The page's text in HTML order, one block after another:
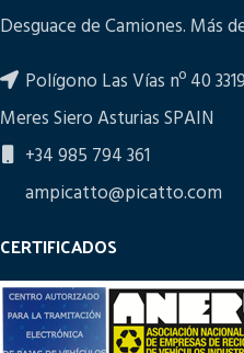
Desguace de Camiones. Más
Polígono Las Vías nº 40
Meres Siero Asturias SPAIN
+34 985 794 361
ampicatto@picatto.com
CERTIFICADOS